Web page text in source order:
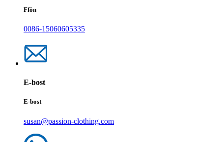
Ffôn
0086-15060605335
E-bost
E-bost
susan@passion-clothing.com